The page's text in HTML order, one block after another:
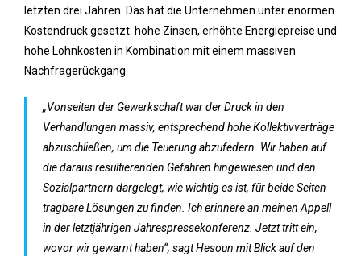
letzten drei Jahren. Das hat die Unternehmen unter enormen
Kostendruck gesetzt: hohe Zinsen, erhöhte Energiepreise und
hohe Lohnkosten in Kombination mit einem massiven
Nachfragerückgang.
„Vonseiten der Gewerkschaft war der Druck in den
Verhandlungen massiv, entsprechend hohe Kollektivverträge
abzuschließen, um die Teuerung abzufedern. Wir haben auf
die daraus resultierenden Gefahren hingewiesen und den
Sozialpartnern dargelegt, wie wichtig es ist, für beide Seiten
tragbare Lösungen zu finden. Ich erinnere an meinen Appell
in der letztjährigen Jahrespressekonferenz. Jetzt tritt ein,
wovor wir gewarnt haben“, sagt Hesoun mit Blick auf den